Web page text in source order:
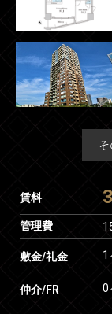
賃料
管理費
敷金/礼金 1
仲介/FR 0